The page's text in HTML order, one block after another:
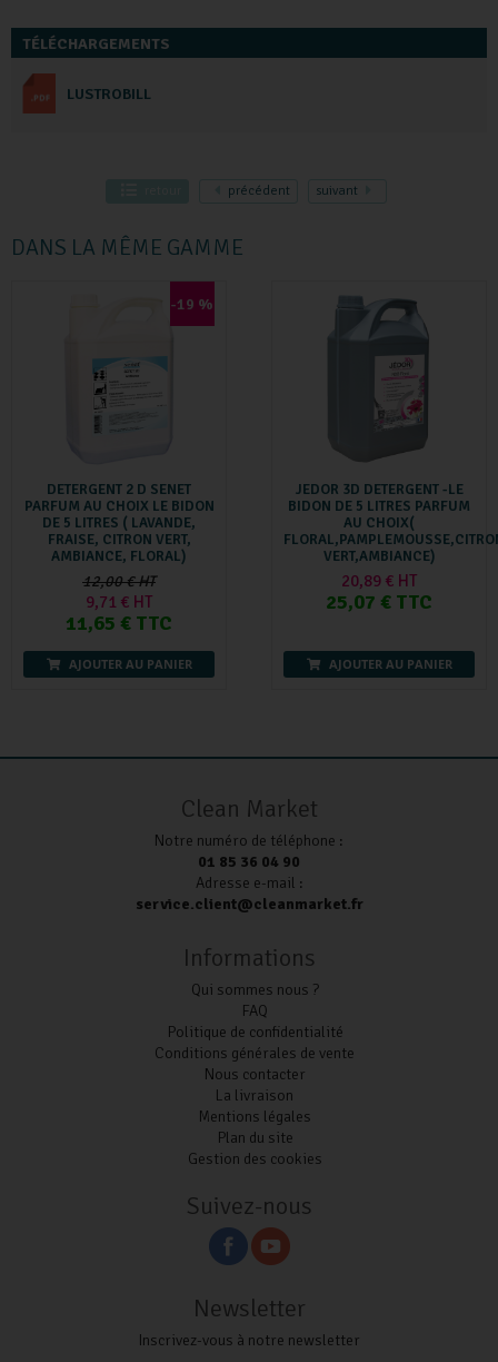
TÉLÉCHARGEMENTS
LUSTROBILL
précédent suivant
DANS LA MÊME GAMME
-19 %
DETERGENT 2 D SENET
PARFUM AU CHOIX LE BIDON
DE 5 LITRES ( LAVANDE,
FRAISE, CITRON VERT,
AMBIANCE, FLORAL)
12,00 € HT
9,71 € HT
11,65 € TTC
AJOUTER AU PANIER
JEDOR 3D DETERGENT -LE
BIDON DE 5 LITRES PARFUM
AU CHOIX(
VERT,AMBIANCE)
20,89 € HT
25,07 € TTC
AJOUTER AU PANIER
Clean Market
Notre numéro de téléphone :
01 85 36 04 90
Adresse e-mail :
service.client@cleanmarket.fr
Informations
Qui sommes nous ?
FAQ
Politique de confidentialité
Conditions générales de vente
Nous contacter
La livraison
Mentions légales
Plan du site
Gestion des cookies
Suivez-nous
Newsletter
Inscrivez-vous à notre newsletter